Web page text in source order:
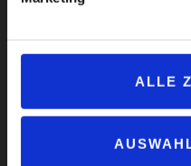
ALLE
Compliance
Produktsicherheit